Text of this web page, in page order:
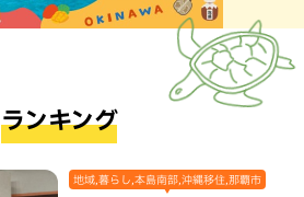
ランキング
地域,暮らし,本島南部,沖縄移住,那覇市